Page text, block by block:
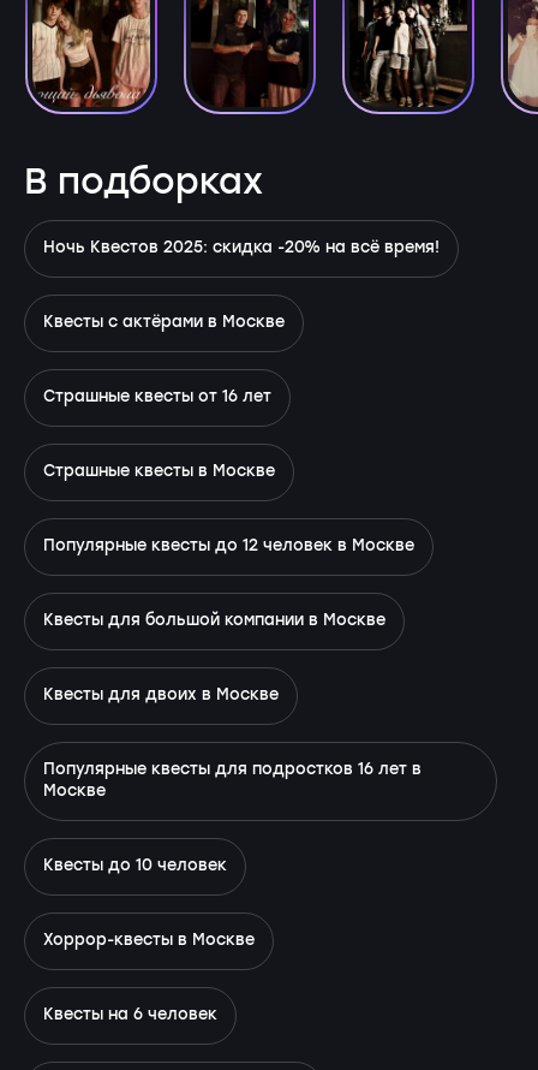
В подборках
Ночь Квестов 2025: скидка -20% на всё время!
Квесты с актёрами в Москве
Страшные квесты от 16 лет
Страшные квесты в Москве
Популярные квесты до 12 человек в Москве
Квесты для большой компании в Москве
Квесты для двоих в Москве
Популярные квесты для подростков 16 лет в
Москве
Квесты до 10 человек
Хоррор-квесты в Москве
Квесты на 6 человек